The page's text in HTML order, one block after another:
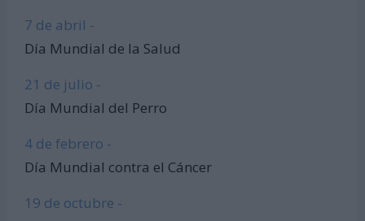
7 de abril -
Día Mundial de la Salud
21 de julio -
Día Mundial del Perro
4 de febrero -
Día Mundial contra el Cáncer
19 de octubre -